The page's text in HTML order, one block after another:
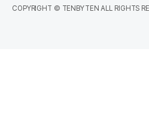
COPYRIGHT © TENBYTEN ALL RIGHTS